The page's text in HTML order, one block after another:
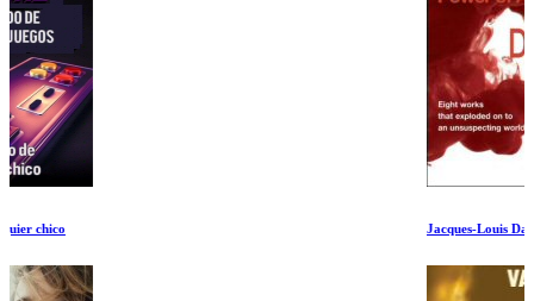
Jacques-Louis David